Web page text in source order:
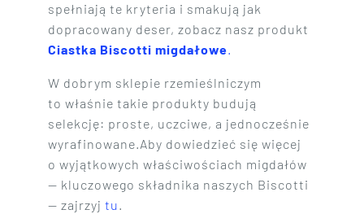
spełniają te kryteria i smakują jak
dopracowany deser, zobacz nasz produkt
Ciastka Biscotti migdałowe.
W dobrym sklepie rzemieślniczym
to właśnie takie produkty budują
selekcję: proste, uczciwe, a jednocześnie
wyrafinowane.Aby dowiedzieć się więcej
o wyjątkowych właściwościach migdałów
— kluczowego składnika naszych Biscotti
— zajrzyjtu.